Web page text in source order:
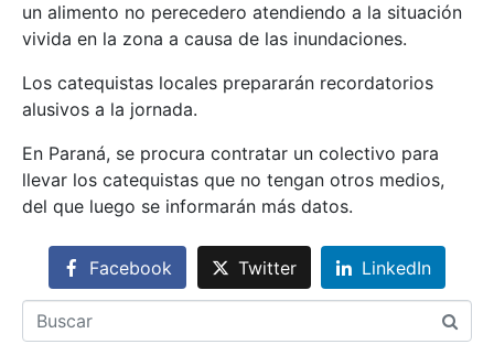
un alimento no perecedero atendiendo a la situación
vivida en la zona a causa de las inundaciones.
Los catequistas locales prepararán recordatorios
alusivos a la jornada.
En Paraná, se procura contratar un colectivo para
llevar los catequistas que no tengan otros medios,
del que luego se informarán más datos.
Facebook Twitter LinkedIn